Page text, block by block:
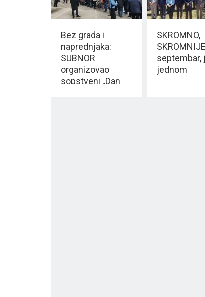
Bez grada i
naprednjaka:
SUBNOR
organizovao
sopstveni „Dan
SKROMNO,
septembar,
jednom